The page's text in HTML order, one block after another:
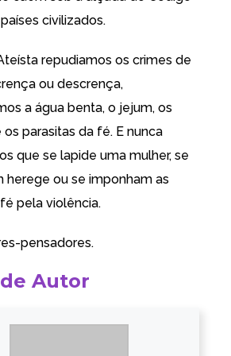
civilizados.
repudiamos os crimes de
ou descrença,
a água benta, o jejum, os
parasitas da fé. E nunca
que se lapide uma mulher, se
herege ou se imponham as
pela violência.
pensadores.
Autor